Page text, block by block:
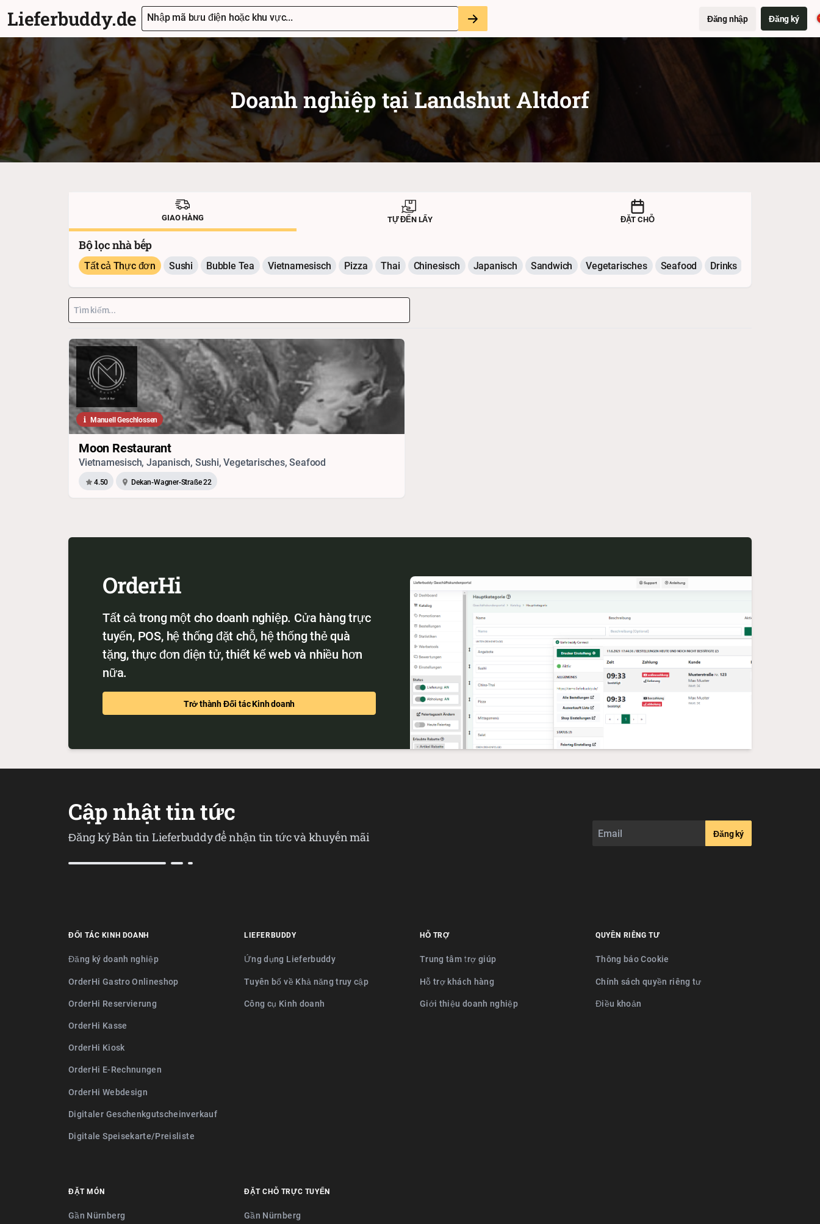
Lieferbuddy.de Nhập mã bưu điện hoặc khu vực... Đăng nhập Đăng ký
Doanh nghiệp tạiLandshut Altdorf
GIAO HÀNG TỰ ĐẾN LẤY ĐẶT CHỖ
Bộ lọc nhà bếp
Tất cả Thực đơn Sushi Bubble Tea Vietnamesisch Pizza Thai Chinesisch Japanisch Sandwich Vegetarisches Seafood Drinks
Manuell Geschlossen
Moon Restaurant
Vietnamesisch, Japanisch, Sushi, Vegetarisches, Seafood
4.50 Dekan-Wagner-Straße 22
OrderHi
Tất cả trong một cho doanh nghiệp. Cửa hàng trực
tuyến, POS, hệ thống đặt chỗ, hệ thống thẻ quà
tặng, thực đơn điện tử, thiết kế web và nhiều hơn
nữa.
Trở thành Đối tác Kinh doanh
Cập nhật tin tức
Đăng ký Bản tin Lieferbuddy để nhận tin tức và khuyến mãi Đăng ký
ĐỐI TÁC KINH DOANH
Đăng ký doanh nghiệp
OrderHi Gastro Onlineshop
OrderHi Reservierung
OrderHi Kasse
OrderHi Kiosk
OrderHi E-Rechnungen
OrderHi Webdesign
Digitaler Geschenkgutscheinverkauf
Digitale Speisekarte/Preisliste
LIEFERBUDDY
Ứng dụng Lieferbuddy
Tuyên bố về Khả năng truy cập
Công cụ Kinh doanh
HỖ TRỢ
Trung tâm trợ giúp
Hỗ trợ khách hàng
Giới thiệu doanh nghiệp
QUYỀN RIÊNG TƯ
Thông báo Cookie
Chính sách quyền riêng tư
Điều khoản
ĐẶT MÓN
Gần Nürnberg
ĐẶT CHỖ TRỰC TUYẾN
Gần Nürnberg